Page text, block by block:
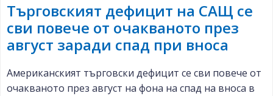
Търговският дефицит на САЩ се
сви повече от очакваното през
август заради спад при вноса
Американският търговски дефицит се сви повече от
очакваното през август на фона на спад на вноса в